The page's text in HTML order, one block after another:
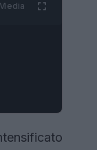
Media